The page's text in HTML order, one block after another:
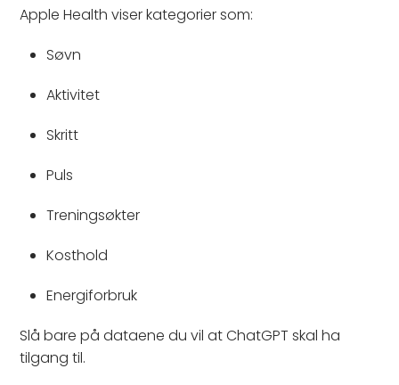
Apple Health viser kategorier som:
Søvn
Aktivitet
Skritt
Puls
Treningsøkter
Kosthold
Energiforbruk
Slå bare på dataene du vil at ChatGPT skal ha
tilgang til.